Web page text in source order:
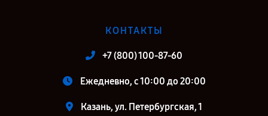
КОНТАКТЫ
+7 (800) 100-87-60
Ежедневно, с 10:00 до 20:00
Казань, ул. Петербургская, 1